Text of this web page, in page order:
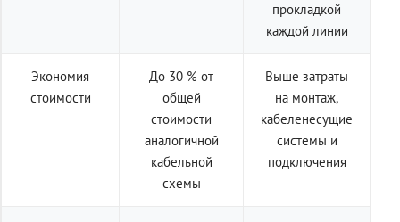
прокладкой
каждой линии
Экономия
стоимости
До 30 % от
общей
стоимости
аналогичной
кабельной
схемы
Выше затраты
на монтаж,
кабеленесущие
системы и
подключения